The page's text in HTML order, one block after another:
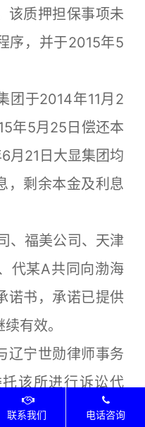
该质押担保事项未
序，并于2015年5
于2014年11月2
年5月25日偿还本
月21日大显集团均
，剩余本金及利息
福美公司、天津
代某A共同向渤海
诺书，承诺已提供
有效。
宁世勋律师事务
该所进行诉讼代
支付了律师代理
联系我们 电话咨询